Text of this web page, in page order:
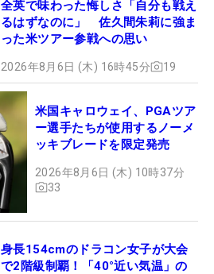
全英で味わった悔しさ「自分も戦え
るはずなのに」 佐久間朱莉に強ま
った米ツアー参戦への思い
2026年8月6日 (木) 16時45分 19
米国キャロウェイ、PGAツア
ー選手たちが使用するノーメ
ッキブレードを限定発売
2026年8月6日 (木) 10時37分
33
身長154cmのドラコン女子が大会
で2階級制覇！「40°近い気温」の